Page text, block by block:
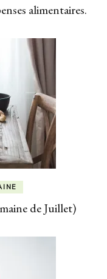
alimentaires.
de Juillet)